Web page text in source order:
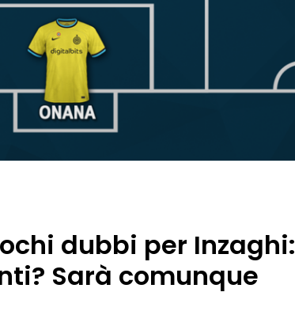
dubbi per Inzaghi:
Sarà comunque